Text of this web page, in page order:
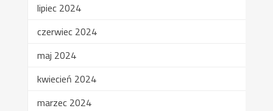
lipiec 2024
czerwiec 2024
maj 2024
kwiecień 2024
marzec 2024